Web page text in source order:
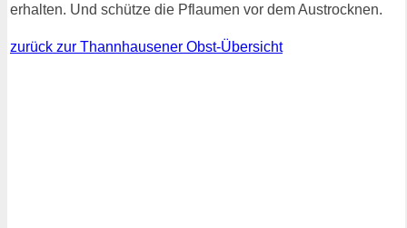
erhalten. Und schütze die Pflaumen vor dem Austrocknen.
zurück zur Thannhausener Obst-Übersicht